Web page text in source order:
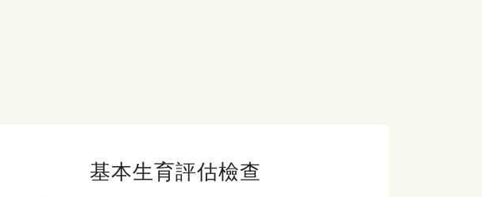
基本生育評估檢查